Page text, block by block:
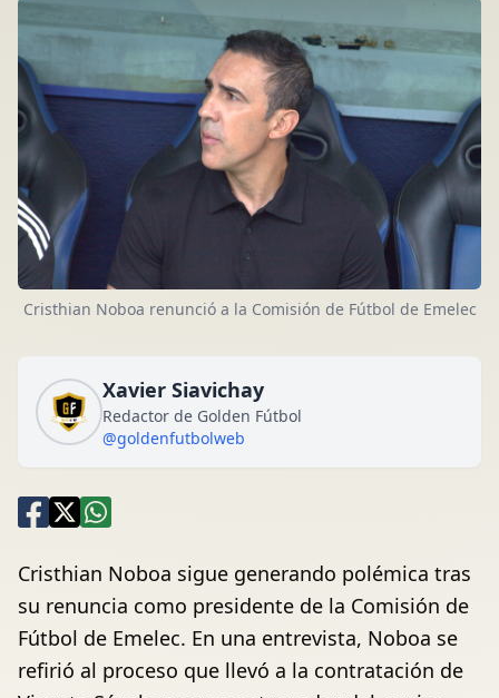
Cristhian Noboa renunció a la Comisión de Fútbol de Emelec
Xavier Siavichay
Redactor de Golden Fútbol
@goldenfutbolweb
Cristhian Noboa sigue generando polémica tras
su renuncia como presidente de la Comisión de
Fútbol de Emelec. En una entrevista, Noboa se
refirió al proceso que llevó a la contratación de